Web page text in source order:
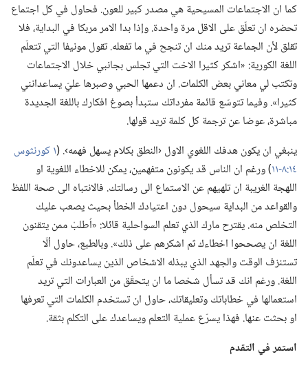
كما ان الاجتماعات المسيحية هي مصدر كبير للعون.‏ فحاول في كل اجتماع
تحضره ان تعلّق على الاقل مرة واحدة.‏ وإذا بدا الامر مربكا في البداية،‏ فلا
تقلق لأن الجماعة تريد منك ان تنجح في ما تفعله.‏ تقول مونيفا التي تتعلّم
اللغة الكورية:‏ «اشكر كثيرا الاخت التي تجلس بجانبي خلال الاجتماعات
وتكتب لي معاني بعض الكلمات.‏ ان دعمها الحبي وصبرها عليّ يساعدانني
كثيرا».‏ وفيما تتوسّع قائمة مفرداتك ستبدأ بصوغ افكارك باللغة الجديدة
مباشرة،‏ عوضا عن ترجمة كل كلمة تريد قولها.‏
ينبغي ان يكون هدفك اللغوي الاول ‹النطق بكلام يسهل فهمه›.‏ (‏ ١ كورنثوس
١٤:‏٨-‏١١
‏)‏ ورغم ان الناس قد يكونون متفهمين،‏ يمكن للاخطاء اللغوية او
اللهجة الغريبة ان تلهيهم عن الاستماع الى رسالتك.‏ فالانتباه الى صحة اللفظ
والقواعد من البداية سيحول دون اعتيادك الخطأ بحيث يصعب عليك
التخلص منه.‏ يقترح مارك الذي تعلم السواحلية قائلا:‏ «اُطلبْ ممن يتقنون
اللغة ان يصححوا اخطاءك ثم اشكرهم على ذلك».‏ وبالطبع،‏ حاول ألّا
تستنزف الوقت والجهد الذي يبذله الاشخاص الذين يساعدونك في تعلّم
اللغة.‏ ورغم انك قد تسأل شخصا ما ان يتحقّق من العبارات التي تريد
استعمالها في خطاباتك وتعليقاتك،‏ حاول ان تستخدم الكلمات التي تعرفها
او بحثت عنها.‏ فهذا يسرّع عملية التعلم ويساعدك على التكلم بثقة.‏
استمرفي التقدم